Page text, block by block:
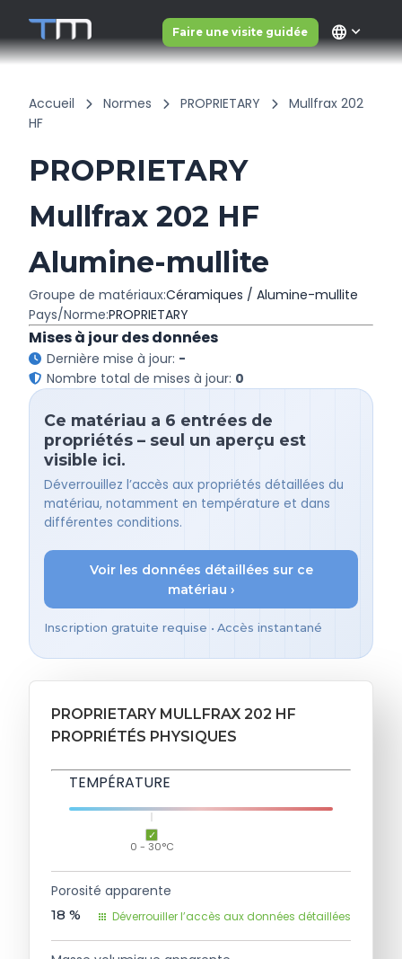
Faire une visite guidée language
Accueil Normes PROPRIETARY
Mullfrax 202
HF
PROPRIETARY
Mullfrax 202 HF
Alumine-mullite
Groupe de matériaux:Céramiques / Alumine-mullite
Pays/Norme:PROPRIETARY
Mises à jour des données
Dernière mise à jour: -
Nombre total de mises à jour: 0
Ce matériau a 6 entrées de
propriétés – seul un aperçu est
visible ici.
Déverrouillez l’accès aux propriétés détaillées du
matériau, notamment en température et dans
différentes conditions.
Voir les données détaillées sur ce
matériau ›
Inscription gratuite requise • Accès instantané
PROPRIETARY MULLFRAX 202 HF
PROPRIÉTÉS PHYSIQUES
TEMPÉRATURE
0 - 30°C
Porosité apparente
18 % Déverrouiller l’accès aux données détaillées